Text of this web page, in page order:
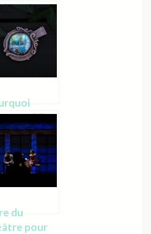
histoire en
un bijou
de vie ?
du
pour